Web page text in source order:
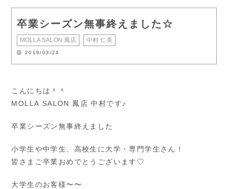
卒業シーズン無事終えました☆
MOLLA SALON 鳳店 中村 仁美
2019/03/24
こんにちは＾＾
MOLLA SALON 鳳店 中村です♪
卒業シーズン無事終えました
小学生や中学生、高校生に大学・専門学生さん！
皆さまご卒業おめでとうございます♡
大学生のお客様〜〜